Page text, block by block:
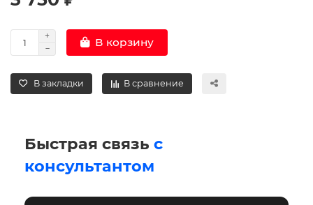
В корзину
В закладки В сравнение
Быстрая связь с
консультантом